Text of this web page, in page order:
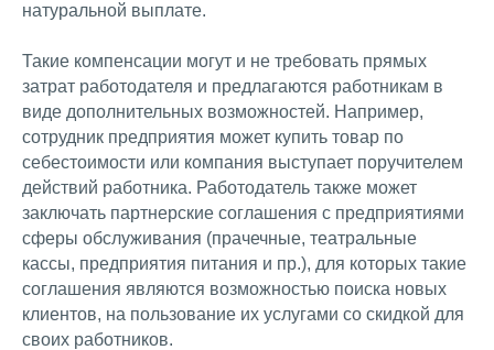
натуральной выплате.
Такие компенсации могут и не требовать прямых
затрат работодателя и предлагаются работникам в
виде дополнительных возможностей. Например,
сотрудник предприятия может купить товар по
себестоимости или компания выступает поручителем
действий работника. Работодатель также может
заключать партнерские соглашения с предприятиями
сферы обслуживания (прачечные, театральные
кассы, предприятия питания и пр.), для которых такие
соглашения являются возможностью поиска новых
клиентов, на пользование их услугами со скидкой для
своих работников.